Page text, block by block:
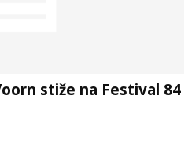
stiže na Festival 84